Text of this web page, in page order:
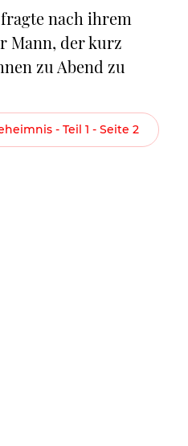
nach ihrem
Mann, der kurz
zu Abend zu
- Teil 1 - Seite 2